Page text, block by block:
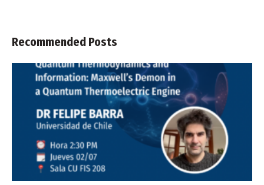
Recommended Posts